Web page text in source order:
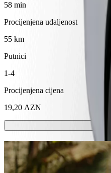
58 min
Procijenjena udaljenost
55 km
Putnici
1-4
Procijenjena cijena
19,20 AZN
Romobili ili e-bicikli
Kreći se po Gebele sa